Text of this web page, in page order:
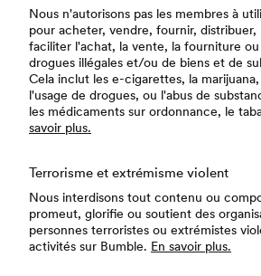
Nous n'autorisons pas les membres à
pour acheter, vendre, fournir,
faciliter l'achat, la vente, la fourniture
drogues illégales et/ou de biens et de
Cela inclut les e-cigarettes, la
l'usage de drogues, ou l'abus de
les médicaments sur ordonnance, le
savoir plus.
Terrorisme et extrémisme violent
Nous interdisons tout contenu ou
promeut, glorifie ou soutient des
personnes terroristes ou extrémistes
activités sur Bumble. En savoir plus.